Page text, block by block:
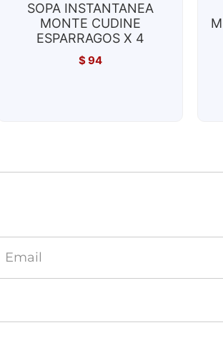
SOPA INSTANTANEA
MONTE CUDINE
ESPARRAGOS X 4
$94